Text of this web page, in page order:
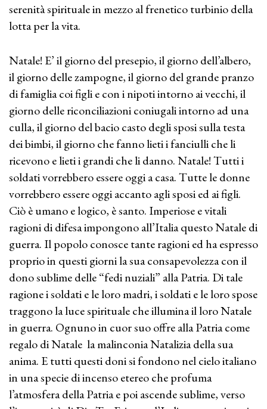
serenità spirituale in mezzo al frenetico turbinio della
lotta per la vita.
Natale! E’ il giorno del presepio, il giorno dell’albero,
il giorno delle zampogne, il giorno del grande pranzo
di famiglia coi figli e con i nipoti intorno ai vecchi, il
giorno delle riconciliazioni coniugali intorno ad una
culla, il giorno del bacio casto degli sposi sulla testa
dei bimbi, il giorno che fanno lieti i fanciulli che li
ricevono e lieti i grandi che li danno. Natale! Tutti i
soldati vorrebbero essere oggi a casa. Tutte le donne
vorrebbero essere oggi accanto agli sposi ed ai figli.
Ciò è umano e logico, è santo. Imperiose e vitali
ragioni di difesa impongono all’Italia questo Natale di
guerra. Il popolo conosce tante ragioni ed ha espresso
proprio in questi giorni la sua consapevolezza con il
dono sublime delle “fedi nuziali” alla Patria. Di tale
ragione i soldati e le loro madri, i soldati e le loro spose
traggono la luce spirituale che illumina il loro Natale
in guerra. Ognuno in cuor suo offre alla Patria come
regalo di Natale la malinconia Natalizia della sua
anima. E tutti questi doni si fondono nel cielo italiano
in una specie di incenso etereo che profuma
l’atmosfera della Patria e poi ascende sublime, verso